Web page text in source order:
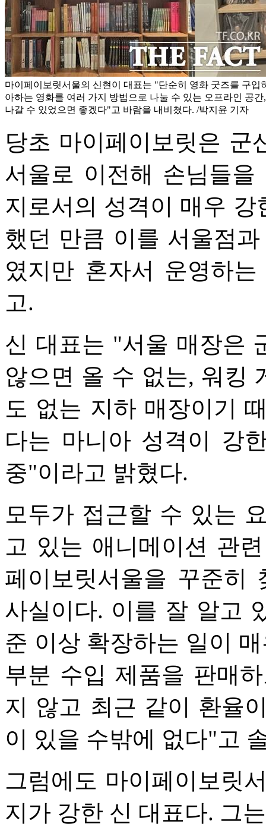
마이페이보릿서울의 신현이 대표는 "단순히 영화 굿즈를 구입
아하는 영화를 여러 가지 방법으로 나눌 수 있는 오프라인 공
나갈 수 있었으면 좋겠다"고 바람을 내비쳤다. /박지윤 기자
당초 마이페이보릿은 군
서울로 이전해 손님들
지로서의 성격이 매우
했던 만큼 이를 서울점
였지만 혼자서 운영하
고.
신 대표는 "서울 매장은
않으면 올 수 없는, 워킹
도 없는 지하 매장이기
다는 마니아 성격이 강
중"이라고 밝혔다.
모두가 접근할 수 있는
고 있는 애니메이션 관
페이보릿서울을 꾸준히
사실이다. 이를 잘 알고
준 이상 확장하는 일이
부분 수입 제품을 판매
지 않고 최근 같이 환율
이 있을 수밖에 없다"고
그럼에도 마이페이보릿
지가 강한 신 대표다. 그